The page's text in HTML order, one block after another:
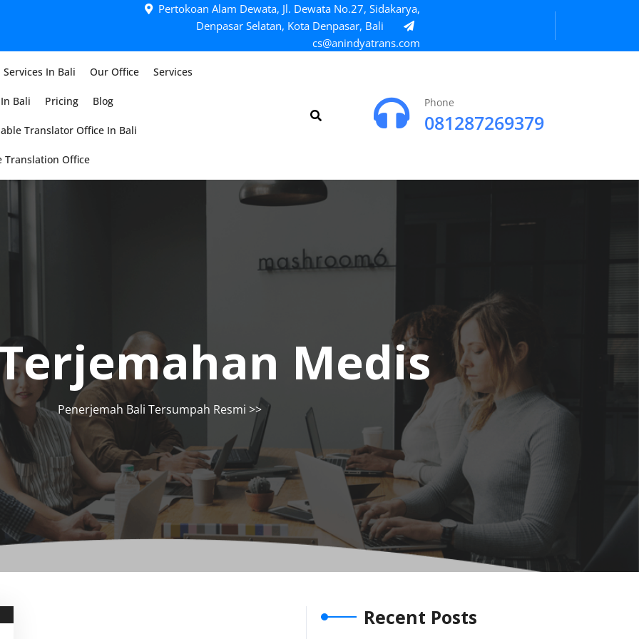
Pertokoan Alam Dewata, Jl. Dewata No.27, Sidakarya,
Denpasar Selatan, Kota Denpasar, Bali
cs@anindyatrans.com
In Bali Our Office Services
Bali Pricing Blog
Translator Office In Bali
Translation Office
Phone
081287269379
Medis
Penerjemah Bali Tersumpah Resmi >>
Recent Posts